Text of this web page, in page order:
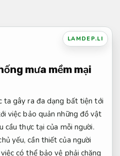
LAMDEP.LI
mưa mềm mại
ta gây ra đa dạng bất tiện tới
việc bảo quản những đồ vật
cầu thực tại của mỗi người.
yếu, cần thiết của người
có thể bảo vệ phải chăng